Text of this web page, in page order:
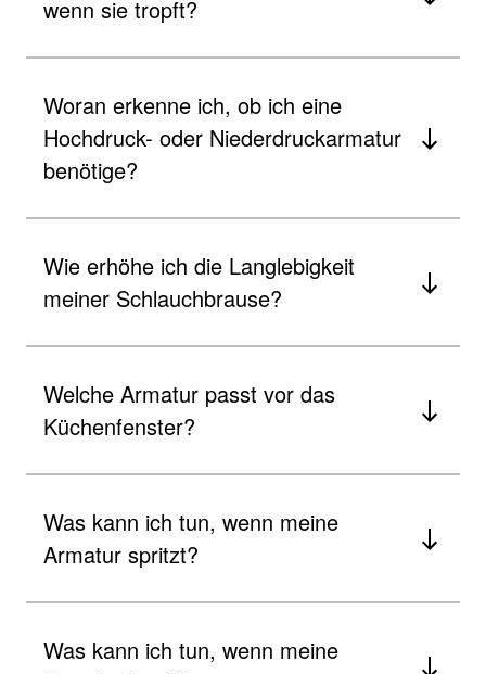
wenn sie tropft?
Woran erkenne ich, ob ich eine
Hochdruck- oder Niederdruckarmatur
benötige?
Wie erhöhe ich die Langlebigkeit
meiner Schlauchbrause?
Welche Armatur passt vor das
Küchenfenster?
Was kann ich tun, wenn meine
Armatur spritzt?
Was kann ich tun, wenn meine